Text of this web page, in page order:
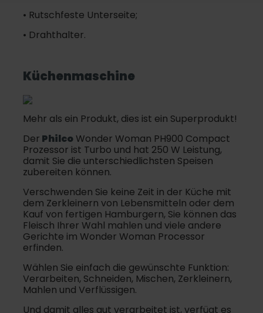
• Rutschfeste Unterseite;
• Drahthalter.
Küchenmaschine
Mehr als ein Produkt, dies ist ein Superprodukt!
Der PhilcoWonder Woman PH900 Compact
Prozessor ist Turbo und hat 250 W Leistung,
damit Sie die unterschiedlichsten Speisen
zubereiten können.
Verschwenden Sie keine Zeit in der Küche mit
dem Zerkleinern von Lebensmitteln oder dem
Kauf von fertigen Hamburgern, Sie können das
Fleisch Ihrer Wahl mahlen und viele andere
Gerichte im Wonder Woman Processor
erfinden.
Wählen Sie einfach die gewünschte Funktion:
Verarbeiten, Schneiden, Mischen, Zerkleinern,
Mahlen und Verflüssigen.
Und damit alles gut verarbeitet ist, verfügt es